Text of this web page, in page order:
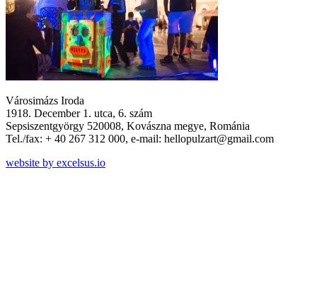
Városimázs Iroda
1918. December 1. utca, 6. szám
Sepsiszentgyörgy 520008, Kovászna megye, Románia
Tel./fax: + 40 267 312 000, e-mail: hellopulzart@gmail.com
website by excelsus.io